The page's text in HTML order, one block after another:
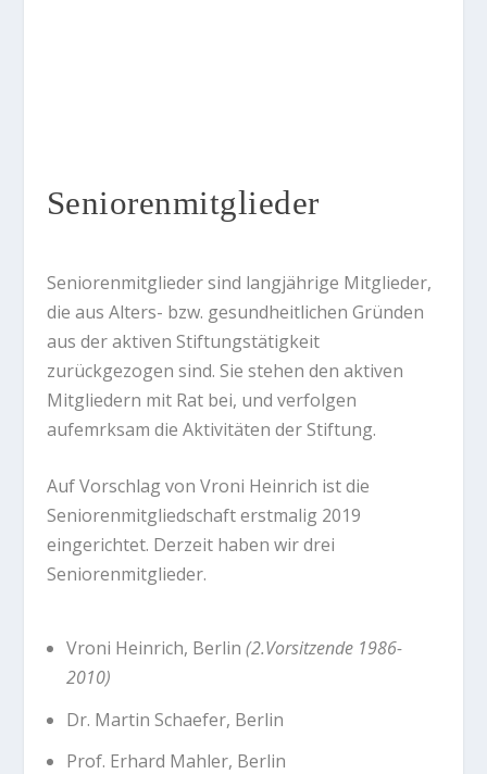
Seniorenmitglieder
Seniorenmitglieder sind langjährige Mitglieder,
die aus Alters- bzw. gesundheitlichen Gründen
aus der aktiven Stiftungstätigkeit
zurückgezogen sind. Sie stehen den aktiven
Mitgliedern mit Rat bei, und verfolgen
aufemrksam die Aktivitäten der Stiftung.
Auf Vorschlag von Vroni Heinrich ist die
Seniorenmitgliedschaft erstmalig 2019
eingerichtet. Derzeit haben wir drei
Seniorenmitglieder.
Vroni Heinrich, Berlin (2.Vorsitzende 1986-
2010)
Dr. Martin Schaefer, Berlin
Prof. Erhard Mahler, Berlin